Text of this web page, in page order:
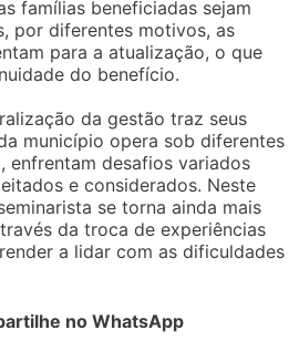
famílias beneficiadas sejam
por diferentes motivos, as
para a atualização, o que
do benefício.
da gestão traz seus
município opera sob diferentes
enfrentam desafios variados
e considerados. Neste
se torna ainda mais
da troca de experiências
a lidar com as dificuldades
no WhatsApp